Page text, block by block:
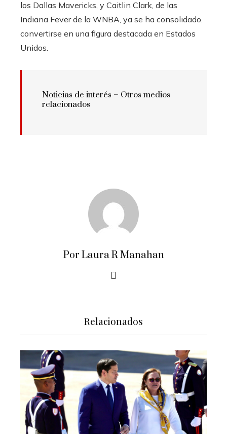
los Dallas Mavericks, y Caitlin Clark, de las
Indiana Fever de la WNBA, ya se ha consolidado.
convertirse en una figura destacada en Estados
Unidos.
Noticias de interés – Otros medios
relacionados
Por Laura R Manahan
Relacionados